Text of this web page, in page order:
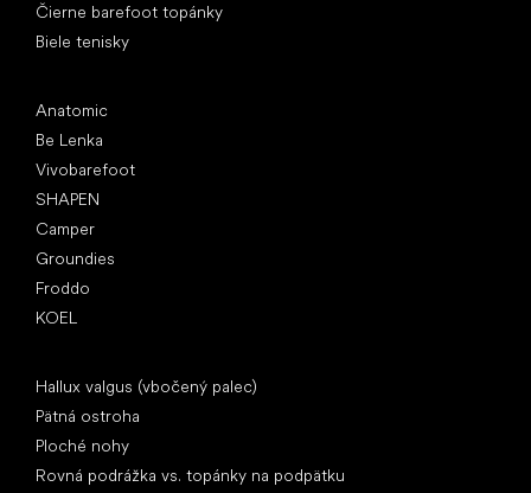
Čierne barefoot topánky
Biele tenisky
Anatomic
Be Lenka
Vivobarefoot
SHAPEN
Camper
Groundies
Froddo
KOEL
Hallux valgus (vbočený palec)
Pätná ostroha
Ploché nohy
Rovná podrážka vs. topánky na podpätku